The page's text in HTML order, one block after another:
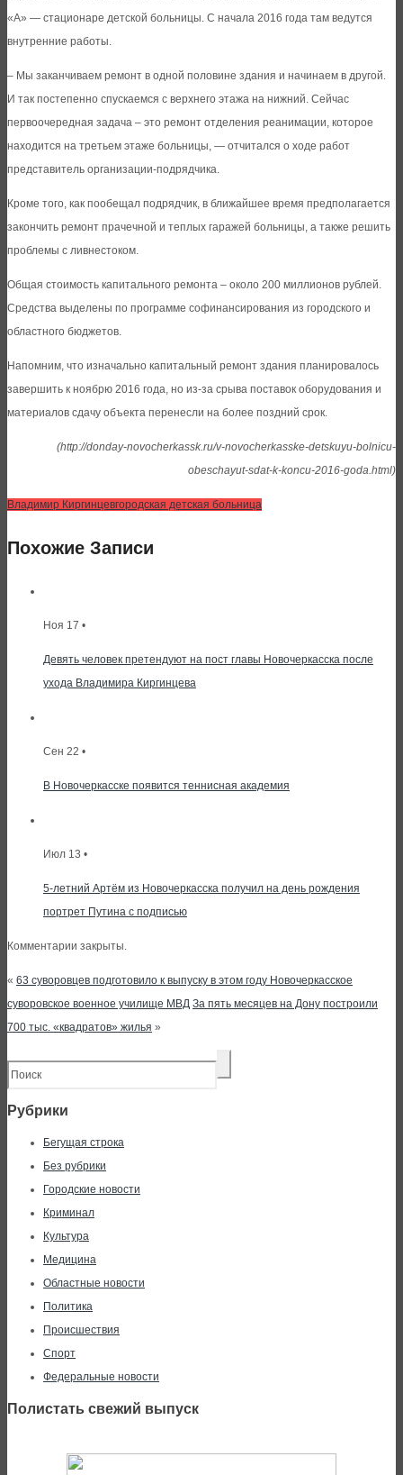
«А» — стационаре детской больницы. С начала 2016 года там ведутся
внутренние работы.
– Мы заканчиваем ремонт в одной половине здания и начинаем в другой.
И так постепенно спускаемся с верхнего этажа на нижний. Сейчас
первоочередная задача – это ремонт отделения реанимации, которое
находится на третьем этаже больницы, — отчитался о ходе работ
представитель организации-подрядчика.
Кроме того, как пообещал подрядчик, в ближайшее время предполагается
закончить ремонт прачечной и теплых гаражей больницы, а также решить
проблемы с ливнестоком.
Общая стоимость капитального ремонта – около 200 миллионов рублей.
Средства выделены по программе софинансирования из городского и
областного бюджетов.
Напомним, что изначально капитальный ремонт здания планировалось
завершить к ноябрю 2016 года, но из-за срыва поставок оборудования и
материалов сдачу объекта перенесли на более поздний срок.
(http://donday-novocherkassk.ru/v-novocherkasske-detskuyu-bolnicu-
obeschayut-sdat-k-koncu-2016-goda.html)
Владимир Киргинцевгородская детская больница
Похожие Записи
Ноя 17 •
Девять человек претендуют на пост главы Новочеркасска после
ухода Владимира Киргинцева
Сен 22 •
В Новочеркасске появится теннисная академия
Июл 13 •
5-летний Артём из Новочеркасска получил на день рождения
портрет Путина с подписью
Комментарии закрыты.
« 63 суворовцев подготовило к выпуску в этом году Новочеркасское
суворовское военное училище МВД За пять месяцев на Дону построили
700 тыс. «квадратов» жилья »
Рубрики
Бегущая строка
Без рубрики
Городские новости
Криминал
Культура
Медицина
Областные новости
Политика
Происшествия
Спорт
Федеральные новости
Полистать свежий выпуск